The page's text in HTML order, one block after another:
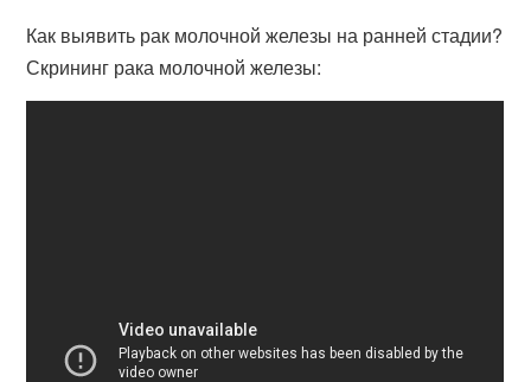
Как выявить рак молочной железы на ранней стадии?
Скрининг рака молочной железы: